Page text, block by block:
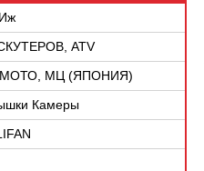
ATV
МОТО, МЦ (ЯПОНИЯ)
Камеры